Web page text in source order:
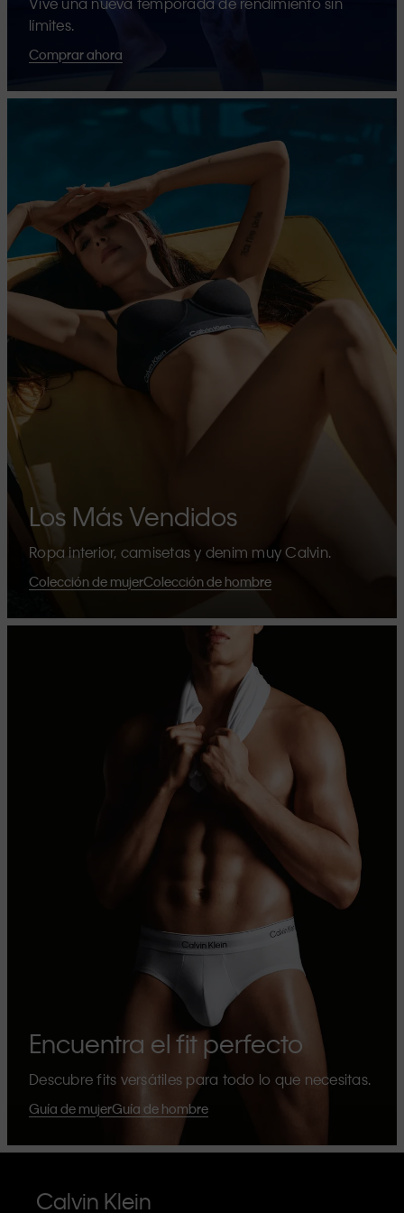
límites.
Comprar ahora
Los Más Vendidos
Ropa interior, camisetas y denim muy Calvin.
Colección de mujerColección de hombre
Encuentra el fit perfecto
Descubre fits versátiles para todo lo que necesitas.
Guía de mujerGuía de hombre
Calvin Klein